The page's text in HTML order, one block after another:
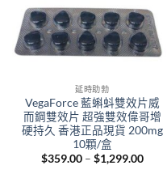
延時助勃
VegaForce 藍蝌蚪雙效片威
而鋼雙效片 超強雙效偉哥增
硬持久 香港正品現貨 200mg
10顆/盒
$359.00 – $1,299.00Price